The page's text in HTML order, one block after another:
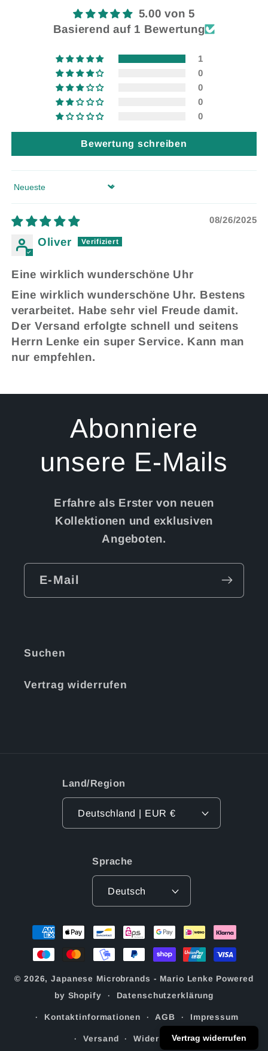
5.00 von 5
Basierend auf 1 Bewertung
1
0
0
0
0
Bewertung schreiben
Sort by
08/26/2025
Oliver
Eine wirklich wunderschöne Uhr
Eine wirklich wunderschöne Uhr. Bestens
verarbeitet. Habe sehr viel Freude damit.
Der Versand erfolgte schnell und seitens
Herrn Lenke ein super Service. Kann man
nur empfehlen.
Abonniere
unsere E-Mails
Erfahre als Erster von neuen
Kollektionen und exklusiven
Angeboten.
E-Mail
Suchen
Vertrag widerrufen
Land/Region
Deutschland | EUR €
Sprache
Deutsch
Zahlungsmethoden
© 2026,Japanese Microbrands - Mario Lenke Powered
by Shopify
Datenschutzerklärung
Kontaktinformationen AGB Impressum
Versand WiderrufsrechtVertrag widerrufen